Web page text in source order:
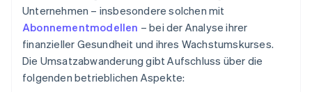
Unternehmen – insbesondere solchen mit
Abonnementmodellen – bei der Analyse ihrer
finanzieller Gesundheit und ihres Wachstumskurses.
Die Umsatzabwanderung gibt Aufschluss über die
folgenden betrieblichen Aspekte: